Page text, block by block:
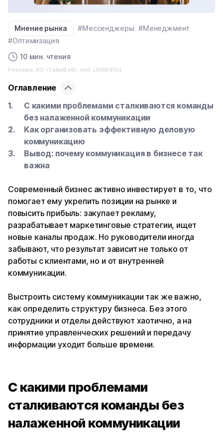
Мнение рынка #Мессенджеры #Менеджмент
#Оптимизация
10 мин. чтения
Реклама. АО «ТаймВэб». erid: LjN8K4fGx
Оглавление
С какими проблемами сталкиваются команды
без налаженной коммуникации
Как организовать эффективную деловую
коммуникацию
Вывод: почему коммуникация в бизнесе так
важна
Современный бизнес активно инвестирует в то, что
помогает ему укрепить позиции на рынке и
повысить прибыль: закупает рекламу,
разрабатывает маркетинговые стратегии, ищет
новые каналы продаж. Но руководители иногда
забывают, что результат зависит не только от
работы с клиентами, но и от внутренней
коммуникации.
Выстроить систему коммуникации так же важно,
как определить структуру бизнеса. Без этого
сотрудники и отделы действуют хаотично, а на
принятие управленческих решений и передачу
информации уходит больше времени.
С какими проблемами
сталкиваются команды без
налаженной коммуникации